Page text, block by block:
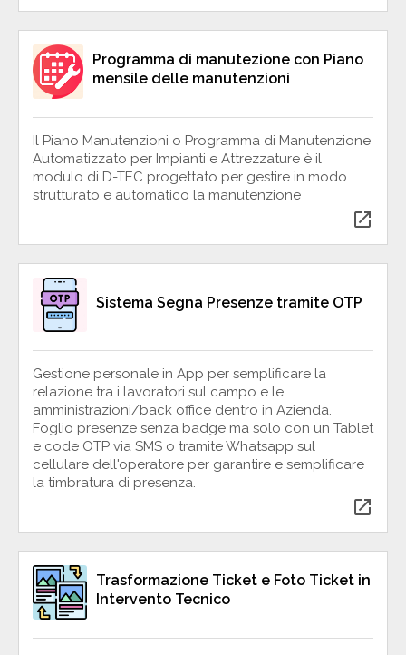
Programma di manutezione con Piano
mensile delle manutenzioni
Il Piano Manutenzioni o Programma di Manutenzione
Automatizzato per Impianti e Attrezzature è il
modulo di D-TEC progettato per gestire in modo
strutturato e automatico la manutenzione
open_in_new
Sistema Segna Presenze tramite OTP
Gestione personale in App per semplificare la
relazione tra i lavoratori sul campo e le
amministrazioni/back office dentro in Azienda.
Foglio presenze senza badge ma solo con un Tablet
e code OTP via SMS o tramite Whatsapp sul
cellulare dell'operatore per garantire e semplificare
la timbratura di presenza.
open_in_new
Trasformazione Ticket e Foto Ticket in
Intervento Tecnico